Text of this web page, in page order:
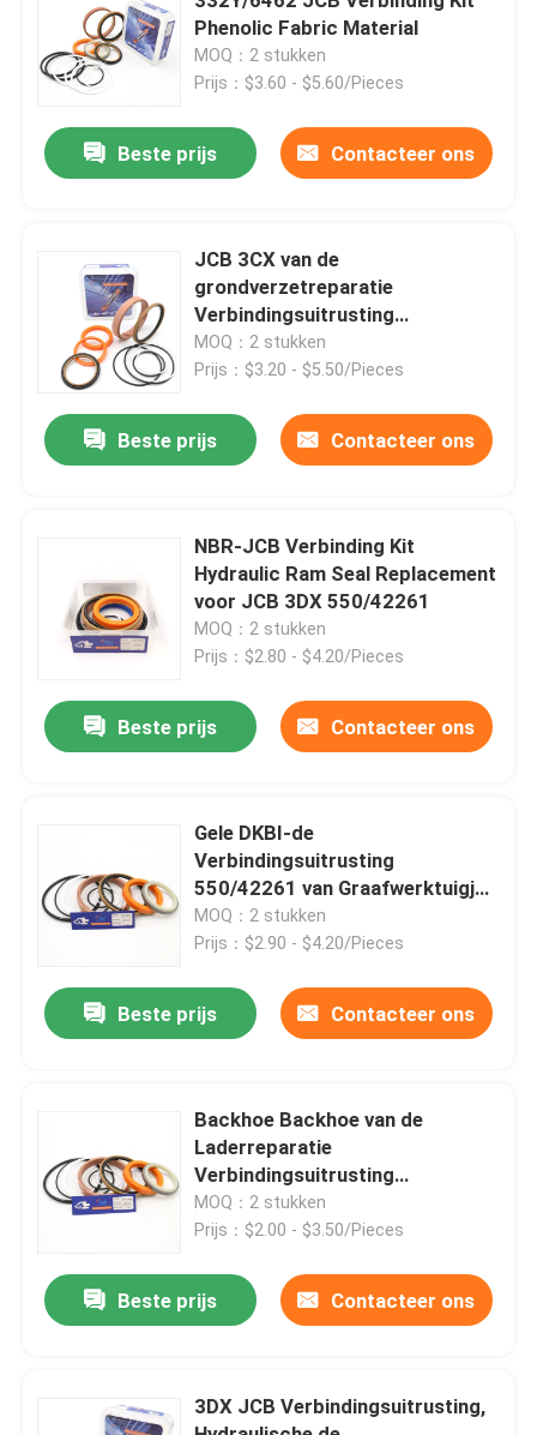
Huis
Video's
Fabrieksreis
Kwaliteitscontrole
Contacteer ons
Nieuws
De hydraulische uitrusting van de brekerverbinding
Phenolic Fabric Material
MOQ：2 stukken
Prijs：$3.60 - $5.60/Pieces
Beste prijs Contacteer ons
JCB 3CX van de
grondverzetreparatie
Verbindingsuitrusting
550/40999 3DX-Jcb O Ring Kit
MOQ：2 stukken
Prijs：$3.20 - $5.50/Pieces
Beste prijs Contacteer ons
NBR-JCB Verbinding Kit
Hydraulic Ram Seal Replacement
voor JCB 3DX 550/42261
MOQ：2 stukken
Prijs：$2.80 - $4.20/Pieces
Beste prijs Contacteer ons
Gele DKBI-de
Verbindingsuitrusting
550/42261 van Graafwerktuigjcb
hydraulic pump
MOQ：2 stukken
Prijs：$2.90 - $4.20/Pieces
Beste prijs Contacteer ons
Backhoe Backhoe van de
Laderreparatie
Verbindingsuitrusting
550/41004 Gele DKBI voor JCB
MOQ：2 stukken
Prijs：$2.00 - $3.50/Pieces
Beste prijs Contacteer ons
3DX JCB Verbindingsuitrusting,